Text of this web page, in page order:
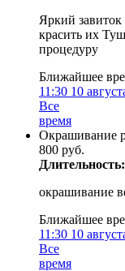
Яркий завиток
красить их
процедуру
Ближайшее
11:30 10
Все
время
Окрашивание
800 руб.
окрашивание
Ближайшее
11:30 10
Все
время